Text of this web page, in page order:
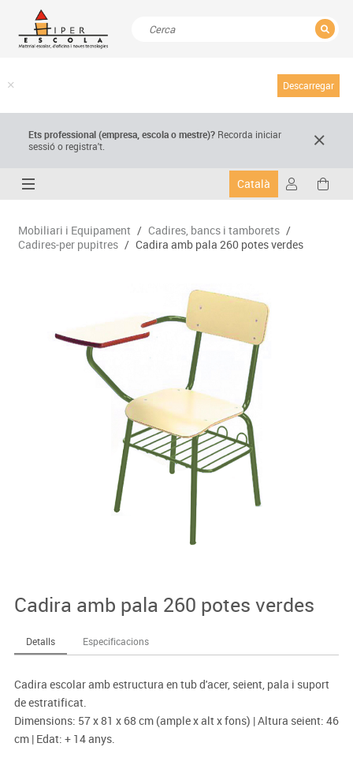
Descarregar
Ets professional (empresa,escola o mestre)? Recorda iniciar
sessió o registra't.
Català
Mobiliari i Equipament / Cadires, bancs i tamborets /
Cadires-per pupitres / Cadira amb pala 260 potes verdes
Cadira amb pala 260 potes verdes
Detalls Especificacions
Cadira escolar amb estructura en tub d'acer, seient, pala i suport
de estratificat.
Dimensions: 57 x 81 x 68 cm (ample x alt x fons) | Altura seient: 46
cm | Edat: + 14 anys.